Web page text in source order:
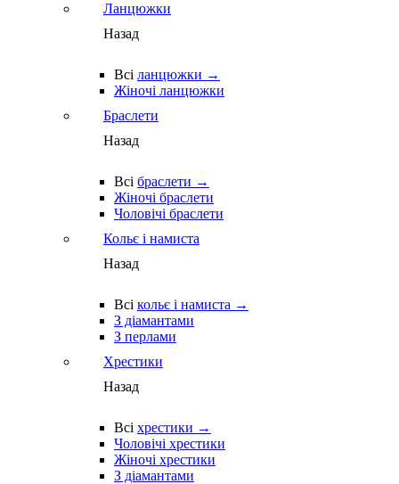
Ланцюжки
Назад
Всі ланцюжки →
Жіночі ланцюжки
Браслети
Назад
Всі браслети →
Жіночі браслети
Чоловічі браслети
Кольє і намиста
Назад
Всі кольє і намиста →
З діамантами
З перлами
Хрестики
Назад
Всі хрестики →
Чоловічі хрестики
Жіночі хрестики
З діамантами